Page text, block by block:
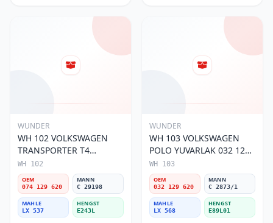
WUNDER
WH 102 VOLKSWAGEN
TRANSPORTER T4
(SÜNGERSiZ) 074 129 620
Hava Filtresi
WH 102
OEM
074 129 620
MANN
C 29198
MAHLE
LX 537
HENGST
E243L
WUNDER
WH 103 VOLKSWAGEN
POLO YUVARLAK 032 129
620 Hava Filtresi
WH 103
OEM
032 129 620
MANN
C 2873/1
MAHLE
LX 568
HENGST
E89L01